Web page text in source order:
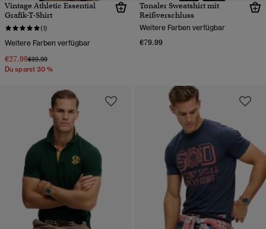
Vintage Athletic Essential
Grafik-T-Shirt
(1)
Weitere Farben verfügbar
€27.99Preis wurde reduziert von
€39.99bis
Du sparst 30 %
Tonaler Sweatshirt mit
Reißverschluss
Weitere Farben verfügbar
€79.99